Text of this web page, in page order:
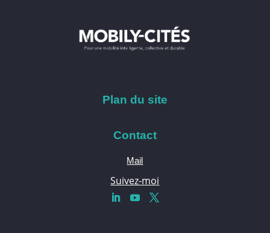
Plan du site
Contact
Mail
Suivez-moi